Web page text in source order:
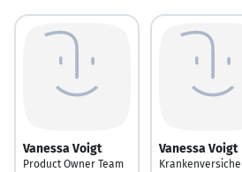
Vanessa Voigt
Product Owner Team
Vanessa Voigt